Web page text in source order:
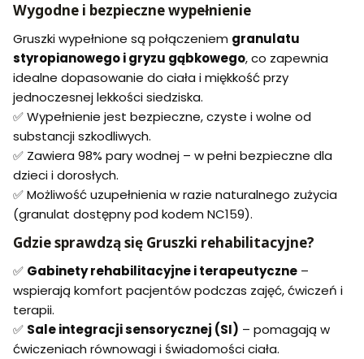
Wygodne i bezpieczne wypełnienie
Gruszki wypełnione są połączeniem granulatu
styropianowego i gryzu gąbkowego, co zapewnia
idealne dopasowanie do ciała i miękkość przy
jednoczesnej lekkości siedziska.
✅ Wypełnienie jest bezpieczne, czyste i wolne od
substancji szkodliwych.
✅ Zawiera 98% pary wodnej – w pełni bezpieczne dla
dzieci i dorosłych.
✅ Możliwość uzupełnienia w razie naturalnego zużycia
(granulat dostępny pod kodem NC159).
Gdzie sprawdzą się Gruszki rehabilitacyjne?
✅ Gabinety rehabilitacyjne i terapeutyczne –
wspierają komfort pacjentów podczas zajęć, ćwiczeń i
terapii.
✅ Sale integracji sensorycznej (SI) – pomagają w
ćwiczeniach równowagi i świadomości ciała.